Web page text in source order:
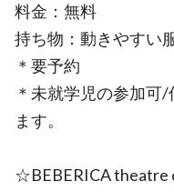
料金：無料
持ち物：動きやすい
＊要予約
＊未就学児の参加可
ます。
☆BEBERICA theatre